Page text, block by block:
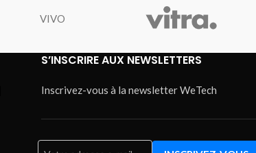
VIVO
S’INSCRIRE AUX NEWSLETTERS
Inscrivez-vous à la newsletter WeTech